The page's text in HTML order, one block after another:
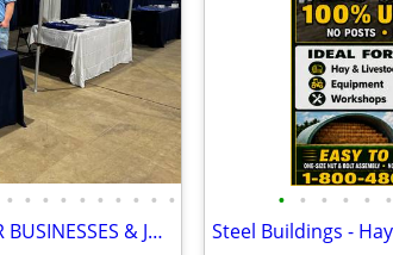
• • • • • • • • • •
SHIPPING CONTAINERS FOR BUSINESSES & JOB SITES 571-727-3468
• • • • • •